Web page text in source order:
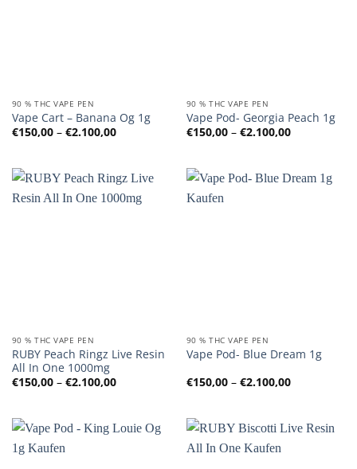
90 % THC VAPE PEN
Vape Cart – Banana Og 1g
€150,00 – €2.100,00Preisspanne:
90 % THC VAPE PEN
Vape Pod- Georgia Peach 1g
€150,00 – €2.100,00
90 % THC VAPE PEN
RUBY Peach Ringz Live Resin
All In One 1000mg
€150,00 – €2.100,00Preisspanne:
€150,00
90 % THC VAPE PEN
Vape Pod- Blue Dream 1g
€150,00 – €2.100,00
€150,00